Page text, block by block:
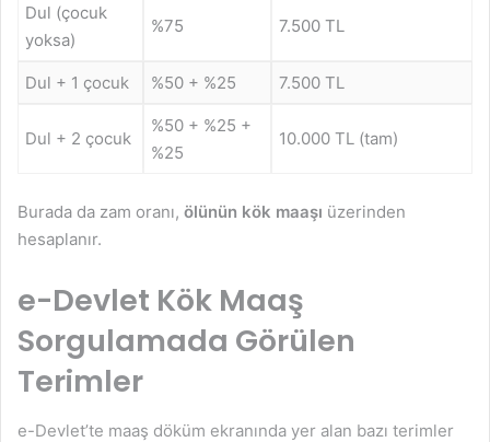
Dul (çocuk
yoksa)
%75 7.500 TL
Dul + 1 çocuk %50 + %25 7.500 TL
Dul + 2 çocuk
%50 + %25 +
%25
10.000 TL (tam)
Burada da zam oranı, ölünün kök maaşı üzerinden
hesaplanır.
e-Devlet Kök Maaş
Sorgulamada Görülen
Terimler
e-Devlet’te maaş döküm ekranında yer alan bazı terimler